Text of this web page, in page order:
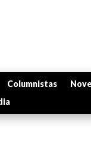
Columnistas